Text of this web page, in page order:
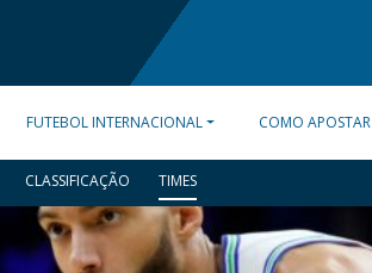
FUTEBOL INTERNACIONAL COMO APOSTAR
CLASSIFICAÇÃO TIMES